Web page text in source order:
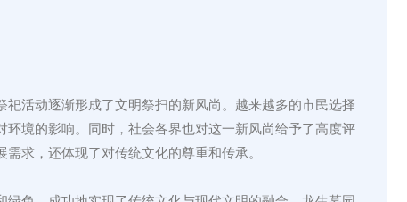
活动逐渐形成了文明祭扫的新风尚。越来越多的市民选择
境的影响。同时，社会各界也对这一新风尚给予了高度评
求，还体现了对传统文化的尊重和传承。